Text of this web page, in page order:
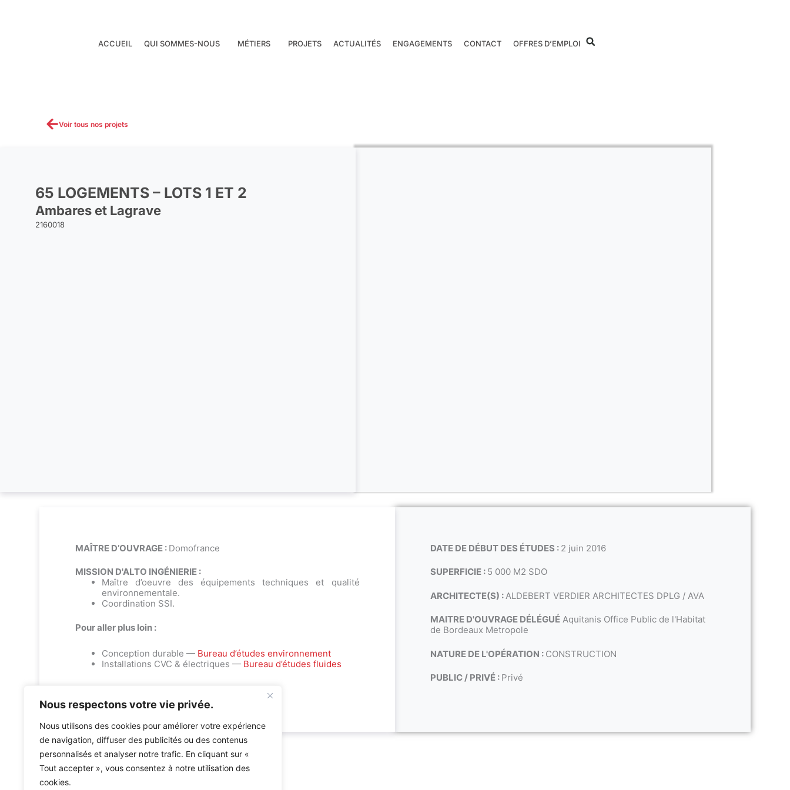
Nous respectons votre vie privée.
Nous utilisons des cookies pour améliorer votre expérience
de navigation, diffuser des publicités ou des contenus
personnalisés et analyser notre trafic. En cliquant sur «
Tout accepter », vous consentez à notre utilisation des
cookies.
ACCUEIL QUI SOMMES-NOUS MÉTIERS PROJETS ACTUALITÉS ENGAGEMENTS CONTACT OFFRES D’EMPLOI
Voir tous nos projets
65 LOGEMENTS – LOTS 1 ET 2
Ambares et Lagrave
2160018
DATE DE DÉBUT DES ÉTUDES : 2 juin 2016
SUPERFICIE : 5 000 M2 SDO
ARCHITECTE(S) :ALDEBERT VERDIER ARCHITECTES DPLG / AVA
MAITRE D'OUVRAGE DÉLÉGUÉ Aquitanis Office Public de l'Habitat
de Bordeaux Metropole
NATURE DE L'OPÉRATION : CONSTRUCTION
PUBLIC / PRIVÉ : Privé
MAÎTRE D’OUVRAGE : Domofrance
MISSION D'ALTO INGÉNIERIE :
Maître d’oeuvre des équipements techniques et qualité
environnementale.
Coordination SSI.
Pour aller plus loin :
Conception durable — Bureau d’études environnement
Installations CVC & électriques — Bureau d’études fluides
Accueil » 65 logements – Lots 1 et 2